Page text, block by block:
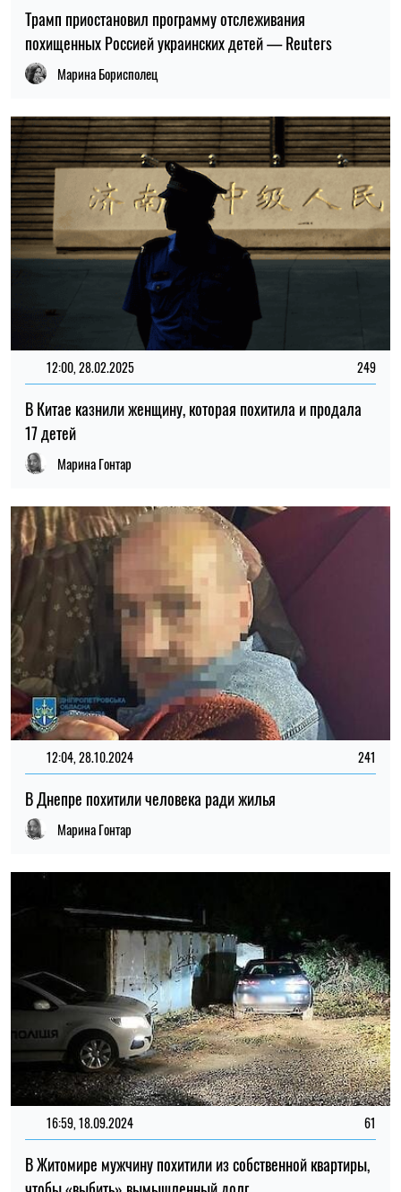
Трамп приостановил программу отслеживания
похищенных Россией украинских детей — Reuters
Марина Борисполец
12:00, 28.02.2025 249
В Китае казнили женщину, которая похитила и продала
17 детей
Марина Гонтар
12:04, 28.10.2024 241
В Днепре похитили человека ради жилья
Марина Гонтар
16:59, 18.09.2024 61
В Житомире мужчину похитили из собственной квартиры,